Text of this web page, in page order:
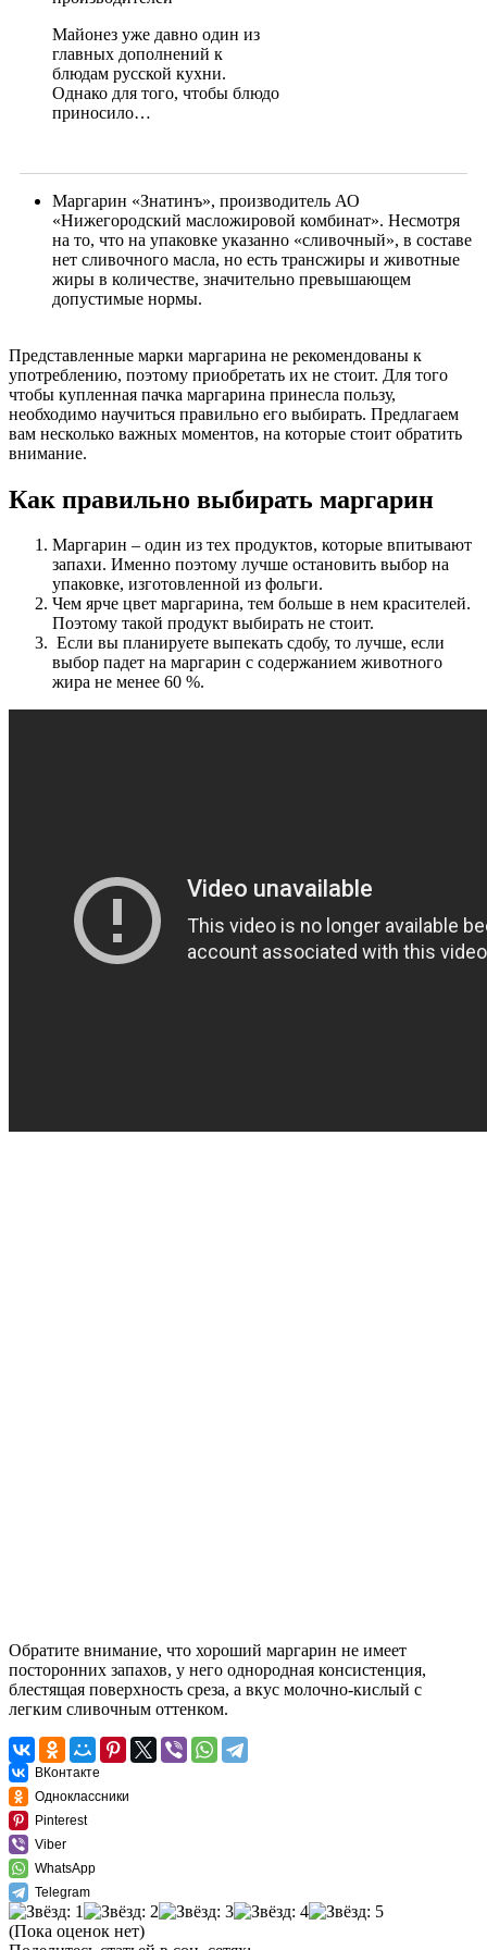
Майонез уже давно один из
главных дополнений к
блюдам русской кухни.
Однако для того, чтобы блюдо
приносило…
Маргарин «Знатинъ», производитель АО
«Нижегородский масложировой комбинат». Несмотря
на то, что на упаковке указанно «сливочный», в составе
нет сливочного масла, но есть трансжиры и животные
жиры в количестве, значительно превышающем
допустимые нормы.
Представленные марки маргарина не рекомендованы к
употреблению, поэтому приобретать их не стоит. Для того
чтобы купленная пачка маргарина принесла пользу,
необходимо научиться правильно его выбирать. Предлагаем
вам несколько важных моментов, на которые стоит обратить
внимание.
Как правильно выбирать маргарин
Маргарин – один из тех продуктов, которые впитывают
запахи. Именно поэтому лучше остановить выбор на
упаковке, изготовленной из фольги.
Чем ярче цвет маргарина, тем больше в нем красителей.
Поэтому такой продукт выбирать не стоит.
Если вы планируете выпекать сдобу, то лучше, если
выбор падет на маргарин с содержанием животного
жира не менее 60 %.
Обратите внимание, что хороший маргарин не имеет
посторонних запахов, у него однородная консистенция,
блестящая поверхность среза, а вкус молочно-кислый с
легким сливочным оттенком.
ВКонтакте
Одноклассники
Pinterest
Viber
WhatsApp
Telegram
(Пока оценок нет)